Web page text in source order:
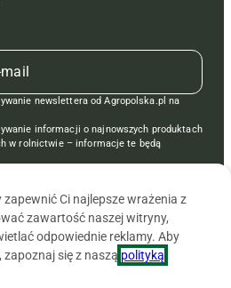
newslettera od Agropolska.pl na
informacji o najnowszych produktach
w rolnictwie – informacje te będą
Ci najlepsze wrażenia z
zawartość naszej witryny,
odpowiednie reklamy. Aby
się z naszą polityką